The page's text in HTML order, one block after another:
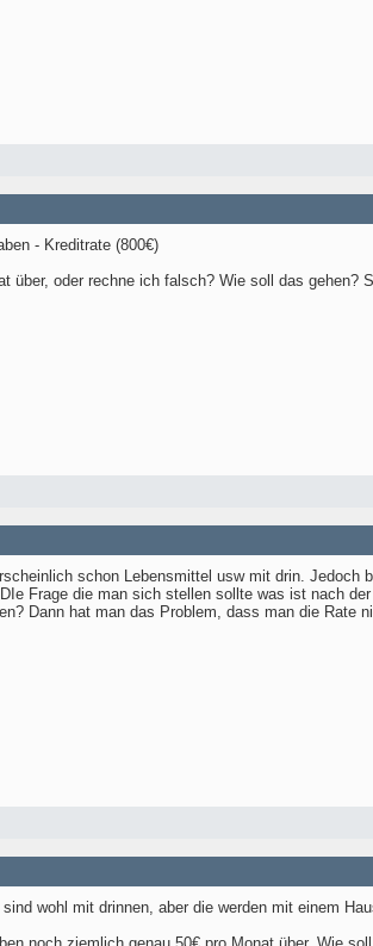
- Kreditrate (800€)
über, oder rechne ich falsch? Wie soll das gehen?
schon Lebensmittel usw mit drin.
Frage die man sich stellen sollte was ist nach
Dann hat man das Problem, dass man die Rate
wohl mit drinnen, aber die werden mit einem